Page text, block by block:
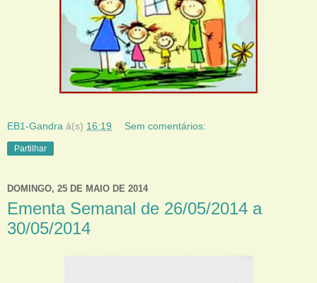
EB1-Gandra à(s) 16:19 Sem comentários:
Partilhar
DOMINGO, 25 DE MAIO DE 2014
Ementa Semanal de 26/05/2014 a
30/05/2014